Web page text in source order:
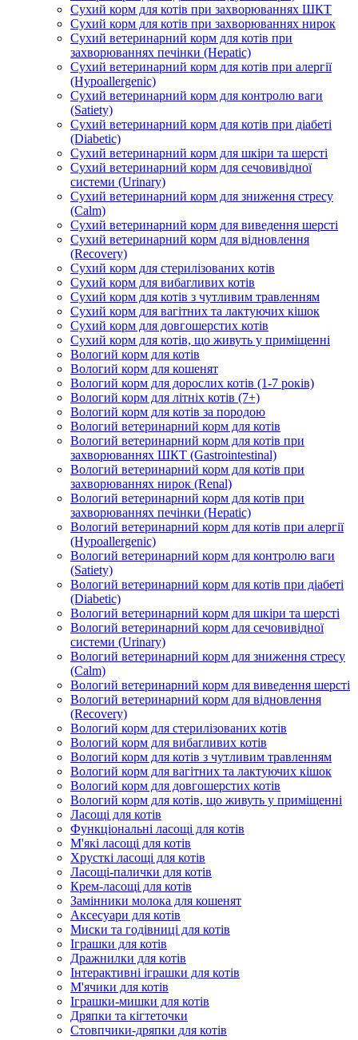
Сухий корм для котів при захворюваннях ШКТ
Сухий корм для котів при захворюваннях нирок
Сухий ветеринарний корм для котів при
захворюваннях печінки (Hepatic)
Сухий ветеринарний корм для котів при алергії
(Hypoallergenic)
Сухий ветеринарний корм для контролю ваги
(Satiety)
Сухий ветеринарний корм для котів при діабеті
(Diabetic)
Сухий ветеринарний корм для шкіри та шерсті
Сухий ветеринарний корм для сечовивідної
системи (Urinary)
Сухий ветеринарний корм для зниження стресу
(Calm)
Сухий ветеринарний корм для виведення шерсті
Сухий ветеринарний корм для відновлення
(Recovery)
Сухий корм для стерилізованих котів
Сухий корм для вибагливих котів
Сухий корм для котів з чутливим травленням
Сухий корм для вагітних та лактуючих кішок
Сухий корм для довгошерстих котів
Сухий корм для котів, що живуть у приміщенні
Вологий корм для котів
Вологий корм для кошенят
Вологий корм для дорослих котів (1-7 років)
Вологий корм для літніх котів (7+)
Вологий корм для котів за породою
Вологий ветеринарний корм для котів
Вологий ветеринарний корм для котів при
захворюваннях ШКТ (Gastrointestinal)
Вологий ветеринарний корм для котів при
захворюваннях нирок (Renal)
Вологий ветеринарний корм для котів при
захворюваннях печінки (Hepatic)
Вологий ветеринарний корм для котів при алергії
(Hypoallergenic)
Вологий ветеринарний корм для контролю ваги
(Satiety)
Вологий ветеринарний корм для котів при діабеті
(Diabetic)
Вологий ветеринарний корм для шкіри та шерсті
Вологий ветеринарний корм для сечовивідної
системи (Urinary)
Вологий ветеринарний корм для зниження стресу
(Calm)
Вологий ветеринарний корм для виведення шерсті
Вологий ветеринарний корм для відновлення
(Recovery)
Вологий корм для стерилізованих котів
Вологий корм для вибагливих котів
Вологий корм для котів з чутливим травленням
Вологий корм для вагітних та лактуючих кішок
Вологий корм для довгошерстих котів
Вологий корм для котів, що живуть у приміщенні
Ласощі для котів
Функціональні ласощі для котів
М'які ласощі для котів
Хрусткі ласощі для котів
Ласощі-палички для котів
Крем-ласощі для котів
Замінники молока для кошенят
Аксесуари для котів
Миски та годівниці для котів
Іграшки для котів
Дражнилки для котів
Інтерактивні іграшки для котів
М'ячики для котів
Іграшки-мишки для котів
Дряпки та кігтеточки
Стовпчики-дряпки для котів